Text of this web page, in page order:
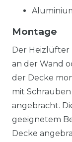
Montage
Der
an der Wand
der Decke
mit
angebracht.
geeignetem
Decke